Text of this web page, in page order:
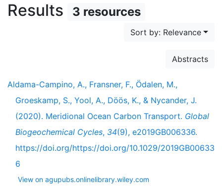
Results 3 resources
Sort by: Relevance
Abstracts
Aldama-Campino, A., Fransner, F., Ödalen, M.,
Groeskamp, S., Yool, A., Döös, K., & Nycander, J.
(2020). Meridional Ocean Carbon Transport. Global
Biogeochemical Cycles, 34(9), e2019GB006336.
https://doi.org/https://doi.org/10.1029/2019GB00633
6
View on agupubs.onlinelibrary.wiley.com